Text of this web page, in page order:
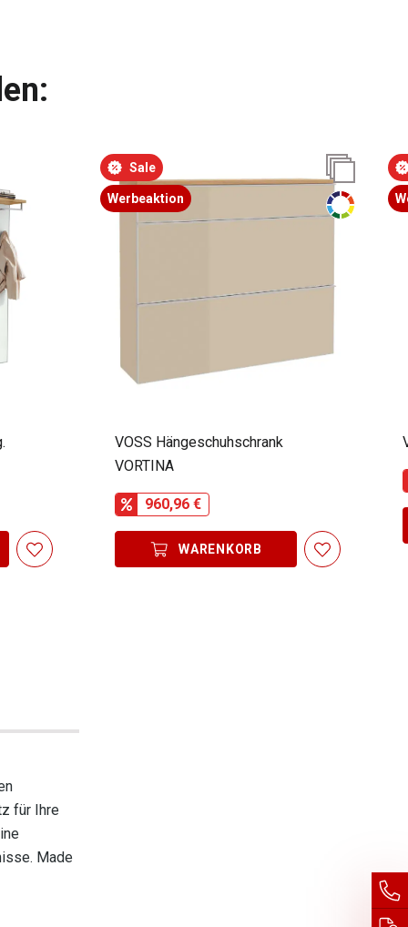
Sale
Werbeaktion
VOSS Hängeschuhschrank
VORTINA
960,96 €
WARENKORB
für Ihre
Made